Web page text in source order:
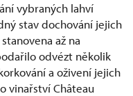
vybraných lahví
stav dochování jejich
až na
odvézt několik
a oživení jejich
vinařství Château